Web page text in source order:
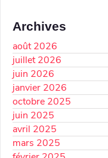
Archives
août 2026
juillet 2026
juin 2026
janvier 2026
octobre 2025
juin 2025
avril 2025
mars 2025